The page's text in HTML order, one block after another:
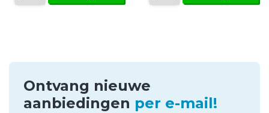
Ontvang nieuwe
aanbiedingen per e-mail!